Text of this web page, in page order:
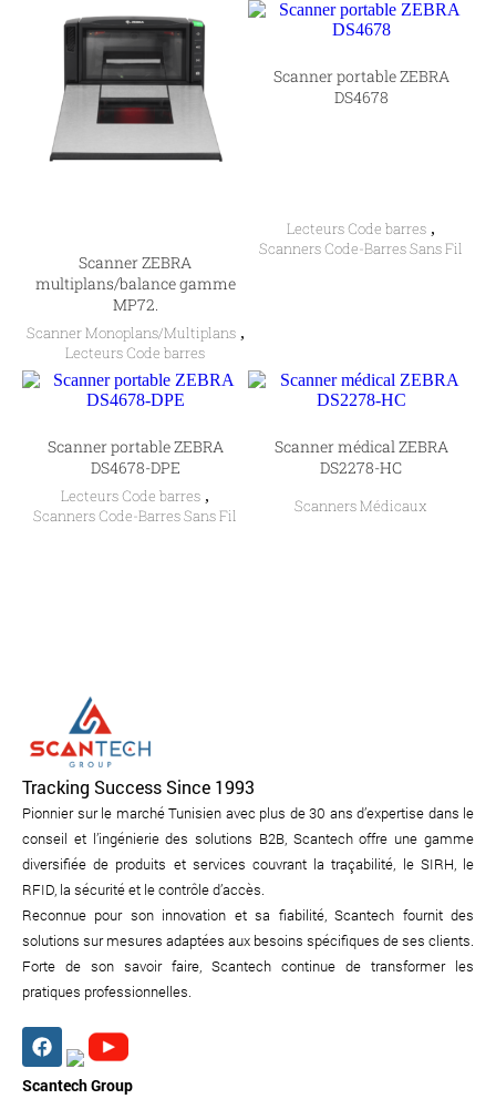
Scanner ZEBRA
multiplans/balance gamme
MP72.
Scanner Monoplans/Multiplans,
Lecteurs Code barres
Scanner portable ZEBRA
DS4678
Lecteurs Code barres ,
Scanners Code-Barres Sans Fil
Scanner portable ZEBRA
DS4678-DPE
Lecteurs Code barres ,
Scanners Code-Barres Sans Fil
Scanner médical ZEBRA
DS2278-HC
Scanners Médicaux
Tracking Success Since 1993
Pionnier sur le marché Tunisien avec plus de 30 ans d’expertise dans le
conseil et l’ingénierie des solutions B2B, Scantech offre une gamme
diversifiée de produits et services couvrant la traçabilité, le SIRH, le
RFID, la sécurité et le contrôle d’accès.
Reconnue pour son innovation et sa fiabilité, Scantech fournit des
solutions sur mesures adaptées aux besoins spécifiques de ses clients.
Forte de son savoir faire, Scantech continue de transformer les
pratiques professionnelles.
Scantech Group